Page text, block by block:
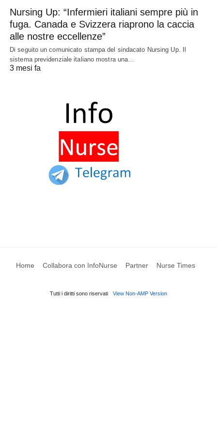
Nursing Up: “Infermieri italiani sempre più in
fuga. Canada e Svizzera riaprono la caccia
alle nostre eccellenze”
Di seguito un comunicato stampa del sindacato Nursing Up. Il
sistema previdenziale italiano mostra una…
3 mesi fa
Home Collabora con InfoNurse Partner Nurse Times
Tutti i diritti sono riservati View Non-AMP Version